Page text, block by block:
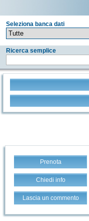
Seleziona banca dati
Ricerca semplice
Prenota
Chiedi info
Lascia un commento